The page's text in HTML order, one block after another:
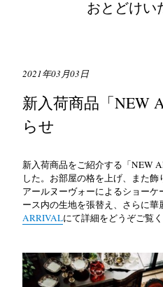
おとどけい
2021年03月03日
新入荷商品「NEW
らせ
新入荷商品をご紹介する「NEW
した。お部屋の格を上げ、また
アールヌーヴォーによるショー
ース内の生地を張替え、さらに
ARRIVALにて詳細をどうぞご覧く